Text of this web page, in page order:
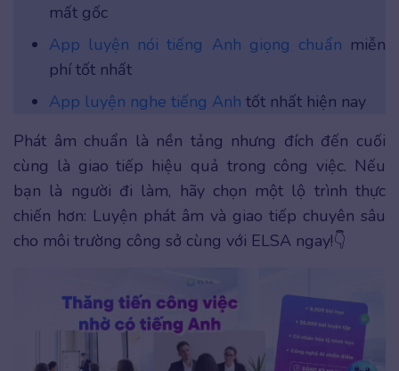
mất gốc
App luyện nói tiếng Anh giọng chuẩn miễn
phí tốt nhất
App luyện nghe tiếng Anh tốt nhất hiện nay
Phát âm chuẩn là nền tảng nhưng đích đến cuối
cùng là giao tiếp hiệu quả trong công việc. Nếu
bạn là người đi làm, hãy chọn một lộ trình thực
chiến hơn: Luyện phát âm và giao tiếp chuyên sâu
cho môi trường công sở cùng với ELSA ngay!👇